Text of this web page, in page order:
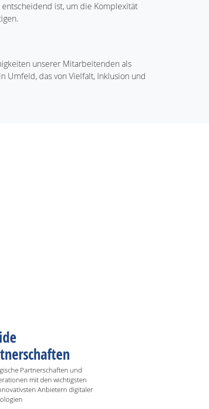
ist, um die Komplexität
unserer Mitarbeitenden als
Umfeld, das von Vielfalt, Inklusion und
Partnerschaften und
mit den wichtigsten
Anbietern digitaler